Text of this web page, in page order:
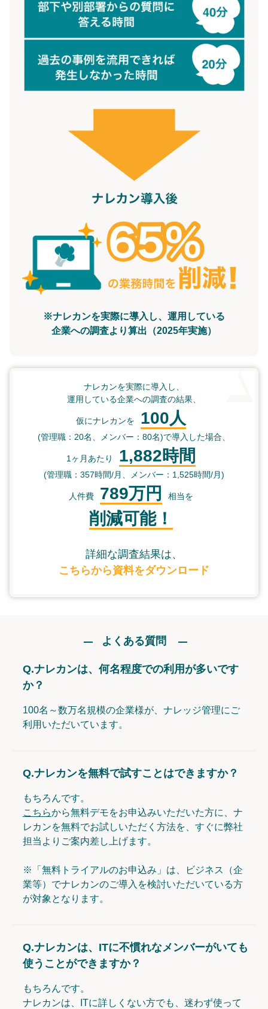
※ナレカンを実際に導入し、運用している
企業への調査より算出（2025年実施）
ナレカンを実際に導入し、
運用している企業への調査の結果、
仮にナレカンを 100人
(管理職：20名、メンバー：80名)で導入した場合、
1ヶ月あたり 1,882時間
(管理職：357時間/月、メンバー：1,525時間/月)
人件費 789万円 相当を
削減可能！
詳細な調査結果は、
こちらから資料をダウンロード
よくある質問
Q.ナレカンは、何名程度での利用が多いです
か？
100名～数万名規模の企業様が、ナレッジ管理にご
利用いただいています。
Q.ナレカンを無料で試すことはできますか？
もちろんです。
こちらから無料デモをお申込みいただいた方に、ナ
レカンを無料でお試しいただく方法を、すぐに弊社
担当よりご案内差し上げます。
※「無料トライアルのお申込み」は、ビジネス（企
業等）でナレカンのご導入を検討いただいている方
が対象となります。
Q.ナレカンは、ITに不慣れなメンバーがいても
使うことができますか？
もちろんです。
ナレカンは、ITに詳しくない方でも、迷わず使って